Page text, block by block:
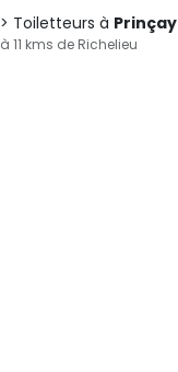
Toiletteurs à Prinçay
à 11 kms de Richelieu